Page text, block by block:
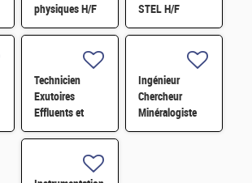
physiques H/F
STEL H/F
Technicien
Exutoires
Effluents et
Déchets -
Ingénieur
Chercheur
Minéralogiste
H/F